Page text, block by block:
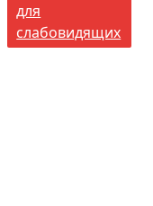
для
слабовидящих